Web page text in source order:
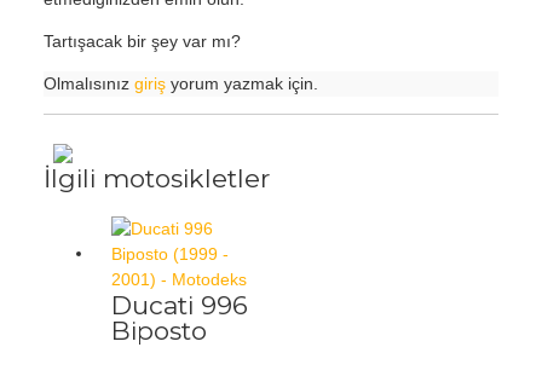
Tartışacak bir şey var mı?
Olmalısınız girişyorum yazmak için.
İlgili motosikletler
Ducati 996
Biposto